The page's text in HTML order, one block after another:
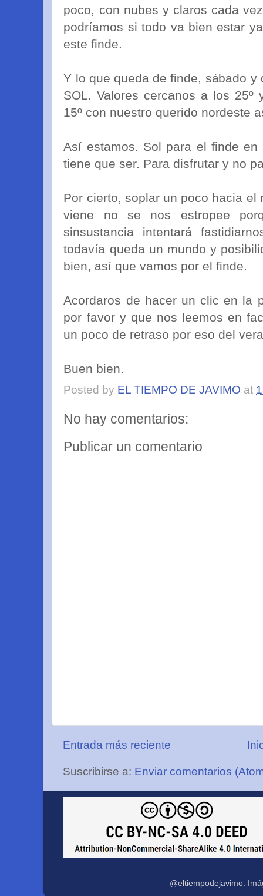
poco, con nubes y claros cada
podríamos si todo va bien estar
este finde.
Y lo que queda de finde, sábado
SOL. Valores cercanos a los
15º con nuestro querido nordeste
Así estamos. Sol para el finde
tiene que ser. Para disfrutar y no
Por cierto, soplar un poco hacia el
viene no se nos estropee
sinsustancia intentará
todavía queda un mundo y
bien, así que vamos por el finde.
Acordaros de hacer un clic en la
por favor y que nos leemos en
un poco de retraso por eso del
Buen bien.
Posted by EL TIEMPO DE JAVIMO at
No hay comentarios:
Publicar un comentario
Entrada más reciente
Suscribirse a: Enviar comentarios
@eltiempodejavimo.